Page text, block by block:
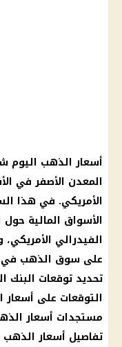
أسعار الذهب اليوم
المعدن الأصفرفي
الأمريكي. في هذا
الأسواق المالية حول
الفيدرالي الأمريكي،
على سوق الذهب في
تحديد توقعات البنك
التوقعات على أسعار
مستجدات أسعار
تفاصيل أسعار الذهب